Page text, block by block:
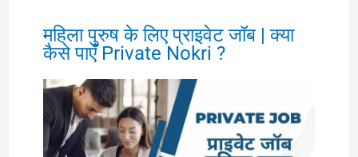
महिला पुरुष के लिए प्राइवेट जॉब | क्या
कैसे पाएँ Private Nokri ?